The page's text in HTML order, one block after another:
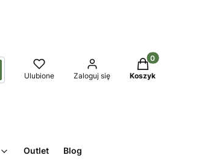
Ulubione Zaloguj się
Produkty w
Koszyk
Outlet Blog